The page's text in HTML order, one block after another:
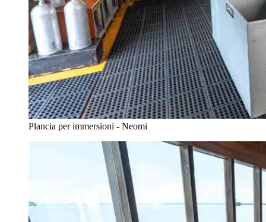
Plancia per immersioni - Neomi